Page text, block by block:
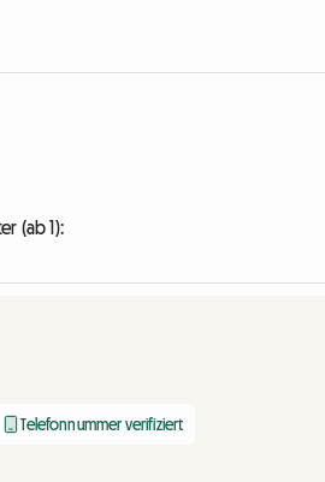
(ab 1):
Telefonnummer verifiziert